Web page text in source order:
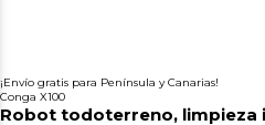
¡Envío gratis para Península y Canarias!
Conga X100
Robot todoterreno, limpieza